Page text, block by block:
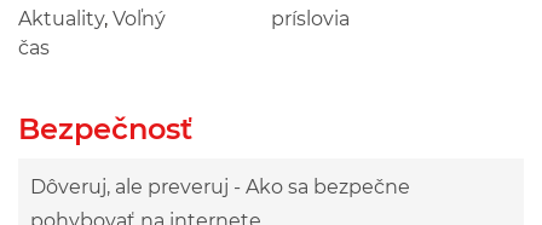
Aktuality, Voľný
čas
príslovia
Bezpečnosť
Dôveruj, ale preveruj - Ako sa bezpečne